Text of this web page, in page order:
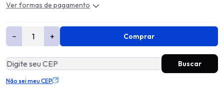
Ver formas de pagamento
− + Comprar
Não sei meu CEP